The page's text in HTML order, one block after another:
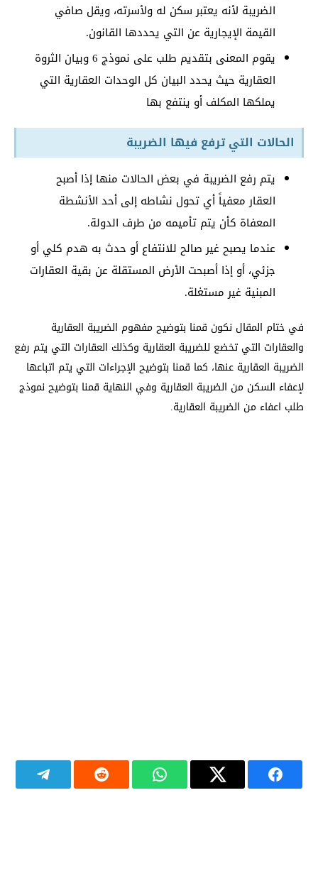
الضريبة لأنه يعتبر سكن له ولأسرته، ويقل صافي
القيمة الإيجارية عن التي يحددها القانون.
يقوم المعنى بتقديم طلب على نموذج 6 وبيان الثروة
العقارية حيث يحدد البيان كل الوحدات العقارية التي
يملكها المكلف أو ينتفع بها
الحالات التي ترفع فيها الضريبة
يتم رفع الضريبة في بعض الحالات منها إذا أصبح
العقار معفياً أي تحول نشاطه إلى أحد الأنشطة
المعفاة كأن يتم تأميمه من طرف الدولة.
عندما يصبح غير صالح للانتفاع أو حدث به هدم كلي أو
جزئي، أو إذا أصبحت الأرض المستقلة عن بقية العقارات
المبنية غير مستغلة.
في ختام المقال نكون قمنا بتوضيح مفهوم الضريبة العقارية
والعقارات التي تخضع للضريبة العقارية وكذلك العقارات التي يتم رفع
الضريبة العقارية عنها، كما قمنا بتوضيح الإجراءات التي يتم اتباعها
لإعفاء السكن من الضريبة العقارية وفي النهاية قمنا بتوضيح نموذج
طلب اعفاء من الضريبة العقارية.